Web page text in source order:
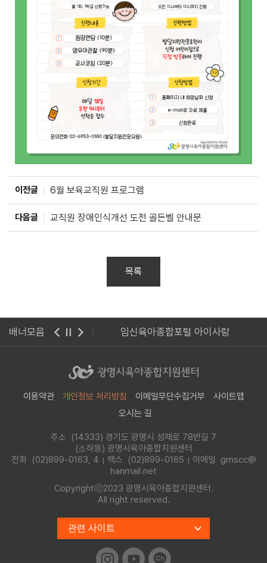
이전글 6월 보육교직원 프로그램
다음글 교직원 장애인식개선 도전 골든벨 안내문
목록
배너모음
합지원센터 웹진 임신육아종합포털 아이사랑
이용약관 개인정보 처리방침 이메일무단수집거부
사이트맵
오시는 길
주소 (14333) 경기도 광명시 성채로 78번길 7
(소하동) 광명시육아종합지원센터
전화 (02)899-0163, 4 팩스 (02)899-0165
이메일 gmscc@
hanmail.net
Copyrightⓒ2023 광명시육아종합지원센터.
All right reserved.
관련 사이트